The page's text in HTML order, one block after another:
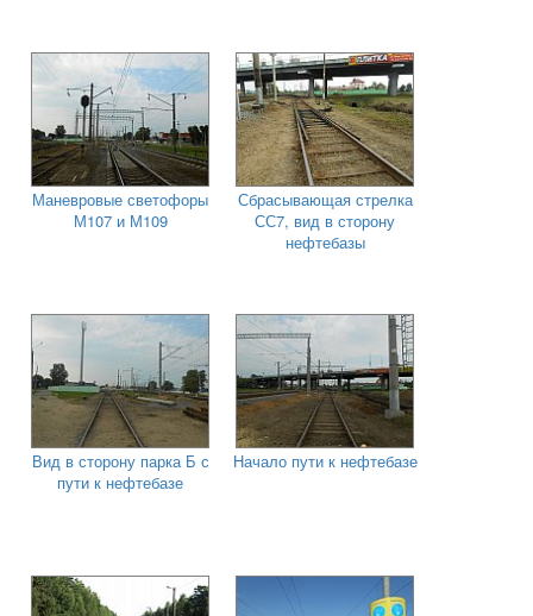
Маневровые светофоры
М107 и М109
Сбрасывающая стрелка
СС7, вид в сторону
нефтебазы
Вид в сторону парка Б с
пути к нефтебазе
Начало пути к нефтебазе